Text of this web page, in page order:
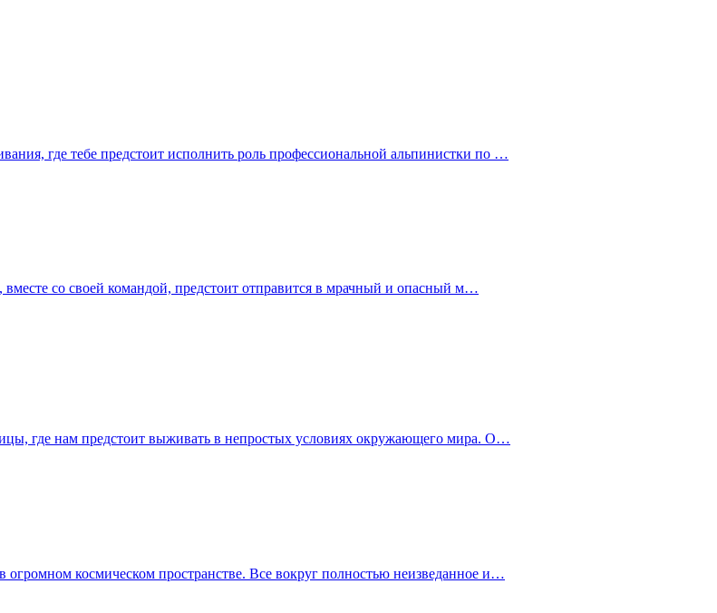
где тебе предстоит исполнить роль профессиональной альпинистки по …
вместе со своей командой, предстоит отправится в мрачный и опасный м…
где нам предстоит выживать в непростых условиях окружающего мира. О…
космическом пространстве. Все вокруг полностью неизведанное и…